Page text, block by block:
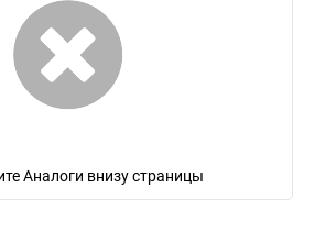
Аналоги внизу страницы